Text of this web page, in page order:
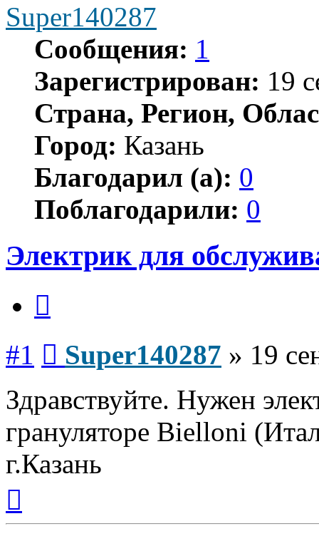
Super140287
Сообщения: 1
Зарегистрирован: 19
Страна, Регион,
Город: Казань
Благодарил (а): 0
Поблагодарили: 0
Электрик для
#1 Super140287 » 19
Здравствуйте. Нужен
грануляторе Bielloni
г.Казань
началу